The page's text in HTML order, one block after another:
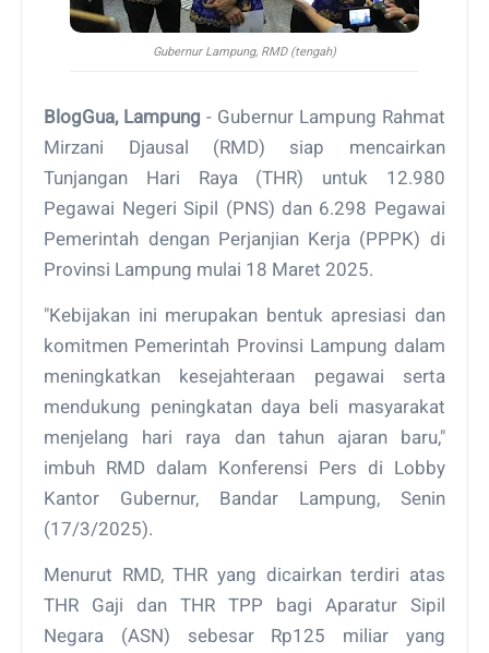
Gubernur Lampung, RMD (tengah)
BlogGua, Lampung - Gubernur Lampung Rahmat
Mirzani Djausal (RMD) siap mencairkan
Tunjangan Hari Raya (THR) untuk 12.980
Pegawai Negeri Sipil (PNS) dan 6.298 Pegawai
Pemerintah dengan Perjanjian Kerja (PPPK) di
Provinsi Lampung mulai 18 Maret 2025.
"Kebijakan ini merupakan bentuk apresiasi dan
komitmen Pemerintah Provinsi Lampung dalam
meningkatkan kesejahteraan pegawai serta
mendukung peningkatan daya beli masyarakat
menjelang hari raya dan tahun ajaran baru,"
imbuh RMD dalam Konferensi Pers di Lobby
Kantor Gubernur, Bandar Lampung, Senin
(17/3/2025).
Menurut RMD, THR yang dicairkan terdiri atas
THR Gaji dan THR TPP bagi Aparatur Sipil
Negara (ASN) sebesar Rp125 miliar yang